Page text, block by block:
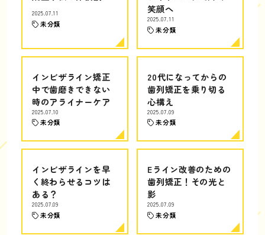
2025.07.11
未分類
笑顔へ
2025.07.11
未分類
インビザライン矯正
中で歯磨きできない
時のアライナーケア
2025.07.10
未分類
20代になってからの
歯列矯正を乗り切る
心構え
2025.07.09
未分類
インビザラインを早
く終わらせるコツは
ある？
2025.07.09
未分類
Eライン改善のための
歯列矯正！その光と
影
2025.07.09
未分類